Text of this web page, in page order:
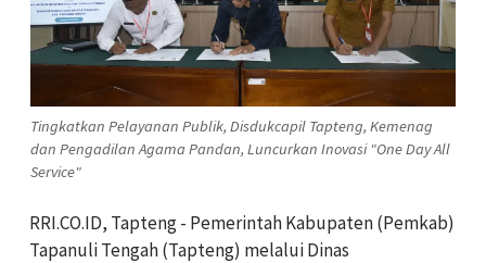
Tingkatkan Pelayanan Publik, Disdukcapil Tapteng, Kemenag
dan Pengadilan Agama Pandan, Luncurkan Inovasi "One Day All
Service"
RRI.CO.ID, Tapteng - Pemerintah Kabupaten (Pemkab)
Tapanuli Tengah (Tapteng) melalui Dinas